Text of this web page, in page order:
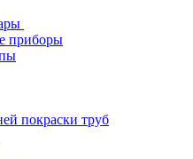
приборы
покраски труб